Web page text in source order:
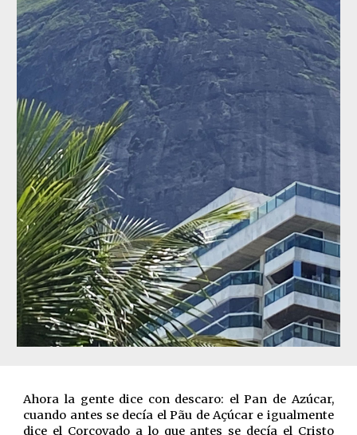
Ahora la gente dice con descaro: el Pan de Azúcar,
cuando antes se decía el Pãu de Açúcar e igualmente
dice el Corcovado a lo que antes se decía el Cristo